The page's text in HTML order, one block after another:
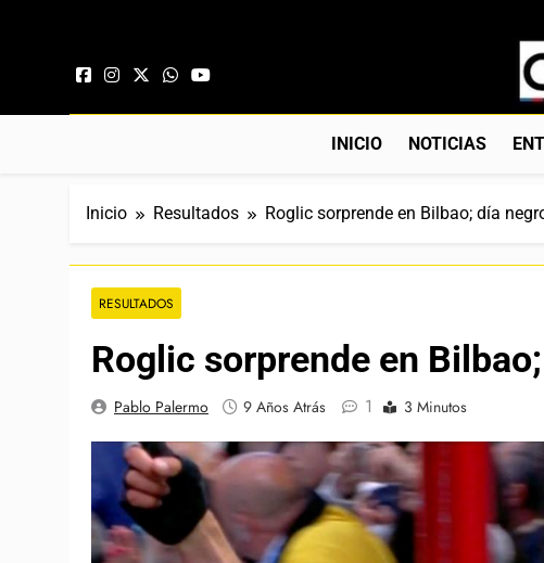
INICIO NOTICIAS
Inicio Resultados Roglic sorprende en Bilbao; día
RESULTADOS
Roglic sorprende en
Pablo Palermo 9 Años Atrás 1 3 Minutos